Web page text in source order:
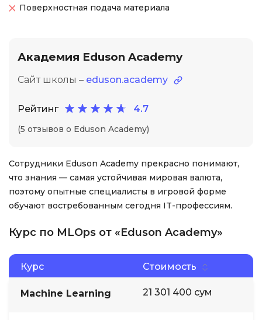
Поверхностная подача материала
Академия Eduson Academy
Сайт школы – eduson.academy
Рейтинг 4.7
(5 отзывов о Eduson Academy)
Сотрудники Eduson Academy прекрасно понимают,
что знания — самая устойчивая мировая валюта,
поэтому опытные специалисты в игровой форме
обучают востребованным сегодня IT-профессиям.
Курс по MLOps от «Eduson Academy»
Курс Стоимость
Machine Learning 21 301 400 сум